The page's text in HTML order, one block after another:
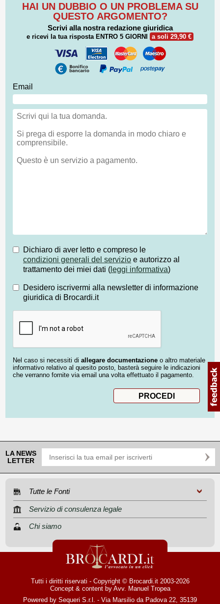
HAI UN DUBBIO O UN PROBLEMA SU
QUESTO ARGOMENTO?
Scrivi alla nostra redazione giuridica
e ricevi la tua risposta ENTRO 5 GIORNI a soli 29,90 €
Email
Dichiaro di aver letto e compreso le
condizioni generali del servizio e autorizzo al
trattamento dei miei dati ( leggi informativa)
Desidero iscrivermi alla newsletter di informazione
giuridica di Brocardi.it
Nel caso si necessiti di allegare documentazione o altro materiale
informativo relativo al quesito posto, basterà seguire le indicazioni
che verranno fornite via email una volta effettuato il pagamento.
LA NEWS
LETTER
Tutte le Fonti
Servizio di consulenza legale
Chi siamo
Tutti i diritti riservati - Copyright © Brocardi.it 2003-2026
Concept & content by Avv. Manuel Tropea
Powered by Sequeri S.r.l. - Via Marsilio da Padova 22, 35139